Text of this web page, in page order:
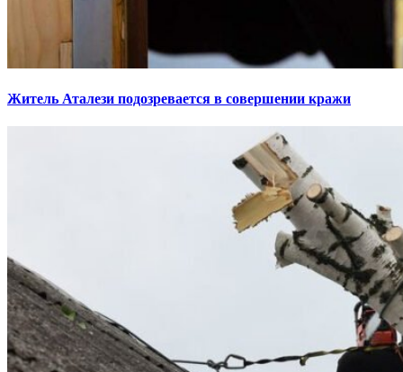
Житель Аталези подозревается в совершении кражи